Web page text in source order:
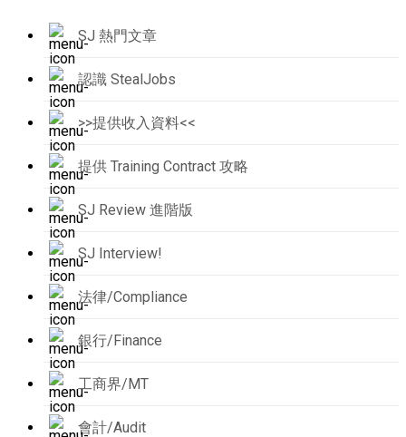
SJ 熱門文章
認識 StealJobs
>>提供收入資料<<
提供 Training Contract 攻略
SJ Review 進階版
SJ Interview!
法律/Compliance
銀行/Finance
工商界/MT
會計/Audit